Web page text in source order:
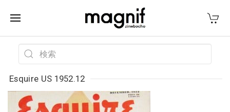
Esquire US 1952.12